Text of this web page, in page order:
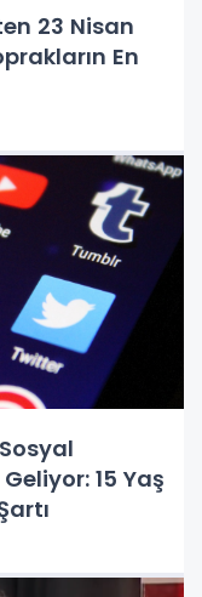
23 Nisan
En
15 Yaş